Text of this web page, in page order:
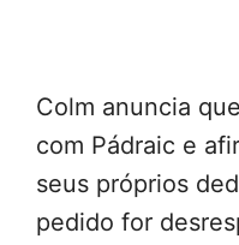
Colm anuncia
com Pádraic e
seus próprios
pedido for